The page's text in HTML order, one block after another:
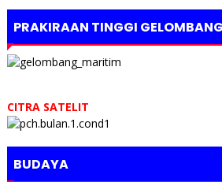
PRAKIRAAN TINGGI GELOMBANG
CITRA SATELIT
BUDAYA